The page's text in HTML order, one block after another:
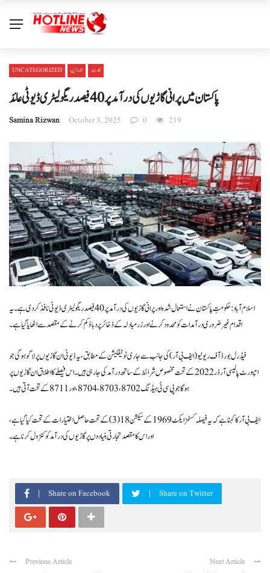
UNCATEGORIZED تازہ ترین کاروبار
پاکستان میں پرانی گاڑیوں کی درآمد پر 40 فیصد ریگولیٹری ڈیوٹی عائد
Samina Rizwan October 3, 2025 0 219
اسلام آباد: حکومتِ پاکستان نے استعمال شدہ اور پرانی گاڑیوں کی درآمد پر 40 فیصد ریگولیٹری ڈیوٹی نافذ کر دی ہے۔ یہ
اقدام غیر ضروری درآمدات کو محدود کرنے اور زرمبادلہ کے ذخائر پر دباؤ کم کرنے کے مقصد سے اٹھایا گیا ہے۔
فیڈرل بورڈ آف ریونیو (ایف بی آر) کی جانب سے جاری نوٹیفکیشن کے مطابق، یہ ڈیوٹی ان گاڑیوں پر لاگو ہوگی جو
امپورٹ پالیسی آرڈر 2022 کے تحت مخصوص شرائط کے ساتھ درآمد کی جا رہی ہیں۔ اس فیصلے کا اطلاق ان گاڑیوں پر
ہوگا جو پی سی ٹی ہیڈنگ 8702، 8703، 8704، اور 8711 کے تحت آتی ہیں۔
ایف بی آر کا کہنا ہے کہ یہ فیصلہ کسٹمز ایکٹ 1969 کے سیکشن 18(3) کے تحت حاصل اختیارات کے تحت کیا گیا ہے،
اور اس کا مقصد تجارتی بنیادوں پر گاڑیوں کی درآمد کو کنٹرول کرنا ہے۔
Share on Facebook Share on Twitter
Previous Article Next Article